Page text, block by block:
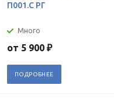
П001.С РГ
Много
от 5 900 ₽
ПОДРОБНЕЕ